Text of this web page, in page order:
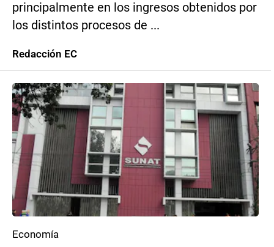
principalmente en los ingresos obtenidos por
los distintos procesos de ...
Redacción EC
Economía